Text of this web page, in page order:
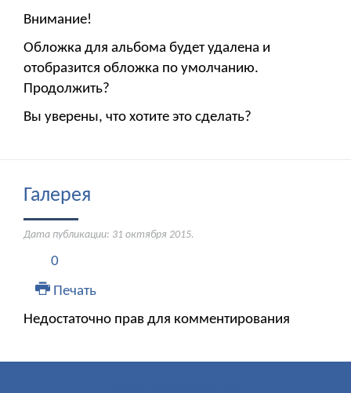
Внимание!
Обложка для альбома будет удалена и
отобразится обложка по умолчанию.
Продолжить?
Вы уверены, что хотите это сделать?
Галерея
Дата публикации: 31 октября 2015.
0
Печать
Недостаточно прав для комментирования